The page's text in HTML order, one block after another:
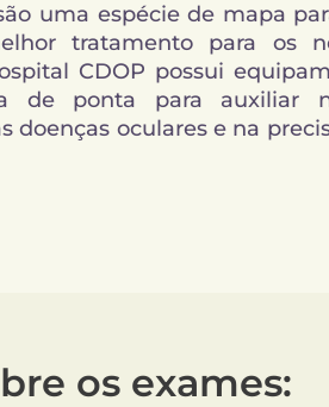
uma espécie de mapa
tratamento para os
CDOP possui
de ponta para auxiliar
doenças oculares e na
os exames: